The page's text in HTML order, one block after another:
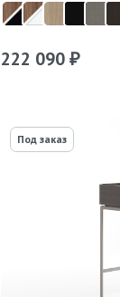
222 090 ₽
Под заказ